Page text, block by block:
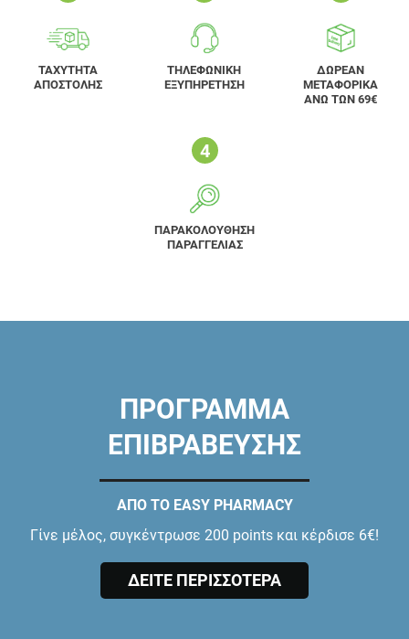
ΤΑΧΥΤΗΤΑ
ΑΠΟΣΤΟΛΗΣ
ΤΗΛΕΦΩΝΙΚΗ
ΕΞΥΠΗΡΕΤΗΣΗ
ΔΩΡΕΑΝ
ΜΕΤΑΦΟΡΙΚΑ
ΑΝΩ ΤΩΝ 69€
ΠΑΡΑΚΟΛΟΥΘΗΣΗ
ΠΑΡΑΓΓΕΛΙΑΣ
ΠΡΟΓΡΑΜΜΑ
ΕΠΙΒΡΑΒΕΥΣΗΣ
ΑΠΟ ΤΟ EASY PHARMACY
Γίνε μέλος, συγκέντρωσε 200 points και κέρδισε 6€!
ΔΕΙΤΕ ΠΕΡΙΣΣΟΤΕΡΑ